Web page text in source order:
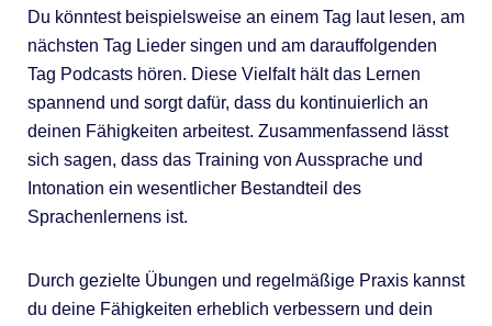
Du könntest beispielsweise an einem Tag laut lesen, am
nächsten Tag Lieder singen und am darauffolgenden
Tag Podcasts hören. Diese Vielfalt hält das Lernen
spannend und sorgt dafür, dass du kontinuierlich an
deinen Fähigkeiten arbeitest. Zusammenfassend lässt
sich sagen, dass das Training von Aussprache und
Intonation ein wesentlicher Bestandteil des
Sprachenlernens ist.
Durch gezielte Übungen und regelmäßige Praxis kannst
du deine Fähigkeiten erheblich verbessern und dein